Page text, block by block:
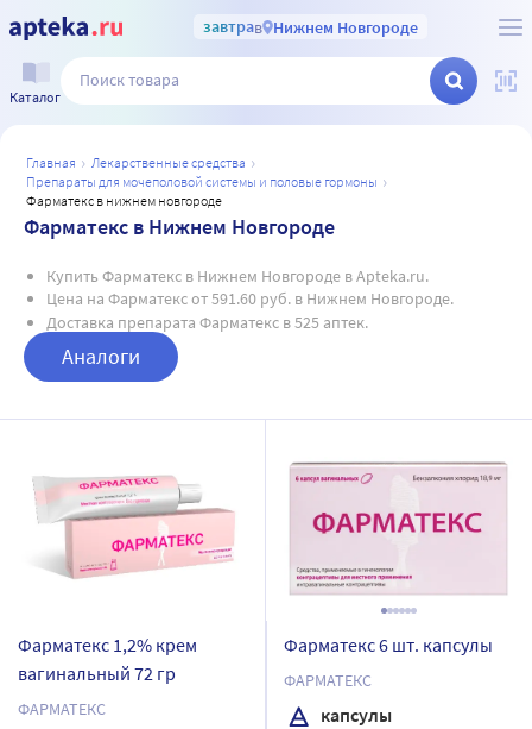
завтрав Нижнем Новгороде
Каталог
главная
лекарственные средства
препараты для мочеполовой системы и половые гормоны
фарматекс в нижнем новгороде
Фарматекс в Нижнем Новгороде
Купить Фарматекс в Нижнем Новгороде в Apteka.ru.
Цена на Фарматекс от 591.60 руб. в Нижнем Новгороде.
Доставка препарата Фарматекс в 525 аптек.
Аналоги
Фарматекс 1,2% крем
вагинальный 72 гр
ФАРМАТЕКС
Фарматекс 6 шт. капсулы
ФАРМАТЕКС
капсулы